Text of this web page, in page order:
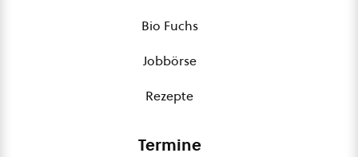
Bio Fuchs
Jobbörse
Rezepte
Termine